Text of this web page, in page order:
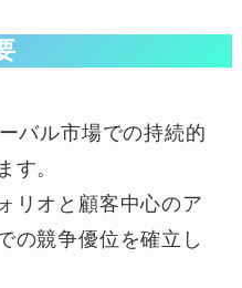
バル市場での持続的
す。
リオと顧客中心のア
の競争優位を確立し